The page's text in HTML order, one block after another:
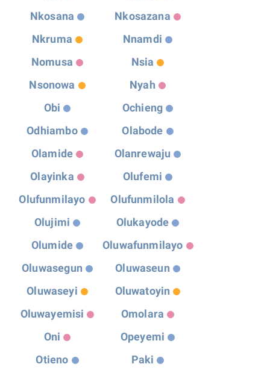
Nkosana
Nkosazana
Nkruma
Nnamdi
Nomusa
Nsia
Nsonowa
Nyah
Obi
Ochieng
Odhiambo
Olabode
Olamide
Olanrewaju
Olayinka
Olufemi
Olufunmilayo
Olufunmilola
Olujimi
Olukayode
Olumide
Oluwafunmilayo
Oluwasegun
Oluwaseun
Oluwaseyi
Oluwatoyin
Oluwayemisi
Omolara
Oni
Opeyemi
Otieno
Paki